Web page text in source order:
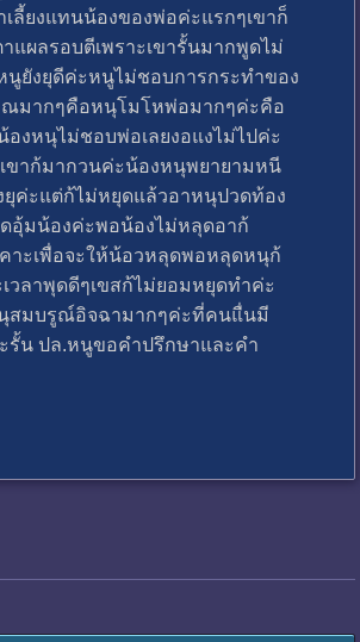
ลี้ยงแทนน้องของพ่อค่ะแรกๆเขาก็
แผลรอบตีเพราะเขารั้นมากพูดไม่
นูยังยุดีค่ะหนูไม่ชอบการกระทำของ
ณมากๆคือหนุโมโหพ่อมากๆค่ะคือ
งหนุไม่ชอบพ่อเลยงอแงไม่ไปค่ะ
ขาก้มากวนค่ะน้องหนุพยายามหนี
ค่ะแต่ก้ไม่หยุดแล้วอาหนุปวดท้อง
อุ้มน้องค่ะพอน้องไม่หลุดอาก้
าะเพื่อจะให้น้อวหลุดพอหลุดหนุก้
ลาพุดดีๆเขสก้ไม่ยอมหยุดทำค่ะ
นุสมบรูณ์อิจฉามากๆค่ะที่คนแื่นมี
รั้น ปล.หนูขอคำปรึกษาและคำ